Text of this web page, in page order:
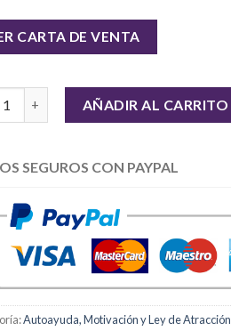
CARTA DE VENTA
AÑADIR AL CARRITO
SEGUROS CON PAYPAL
Autoayuda, Motivación y Ley de Atracción